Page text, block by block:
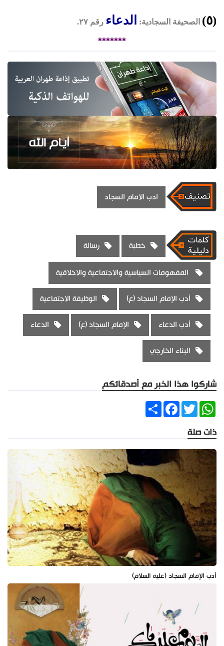
(٥) الصحيفة السجادية: الدعاء رقم ۲۷.
*******
ادب الامام السجاد
خطبة رسالة
المفهومات السياسية والاجتماعية والاخلاقية
أدب الإمام السجاد (ع) الوظيفة الاجتماعية
أدب الدعاء الإمام السجاد (ع) الدعاء
البناء الخارجي
شاركوا هذا الخبر مع أصدقائكم
ShareFacebookTwitter
WhatsApp
ذات صلة
أدب الإمام السجاد (عليه السلام)